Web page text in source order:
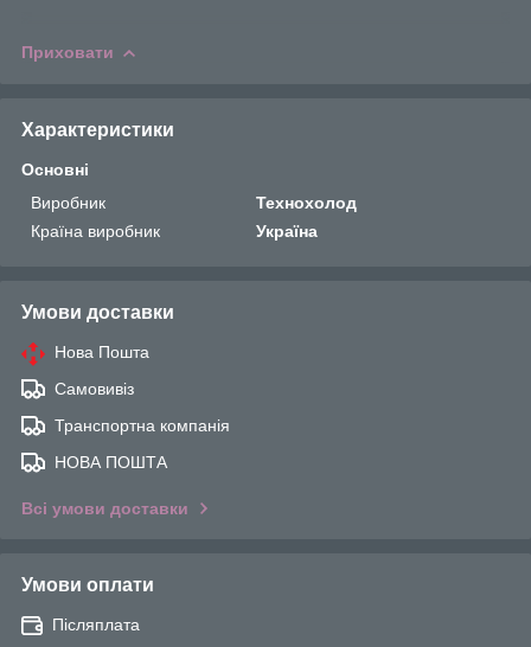
Приховати
Характеристики
Основні
Виробник
Технохолод
Країна виробник
Україна
Умови доставки
Нова Пошта
Самовивіз
Транспортна компанія
НОВА ПОШТА
Всі умови доставки
Умови оплати
Післяплата